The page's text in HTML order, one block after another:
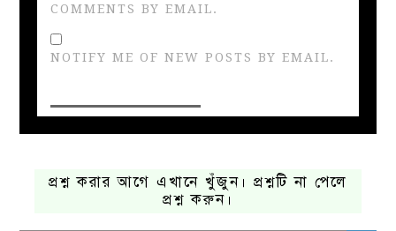
COMMENTS BY EMAIL.
NOTIFY ME OF NEW POSTS BY EMAIL.
প্রশ্ন করার আগে এখানে খুঁজুন। প্রশ্নটি না পেলে
প্রশ্ন করুন।